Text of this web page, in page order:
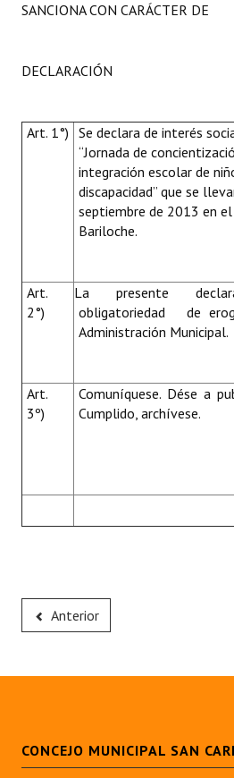
SANCIONA CON CARÁCTER DE
DECLARACIÓN
Art. 1°) Se declara de interés
“Jornada de
integración escolar de
discapacidad” que se
septiembre de 2013 en
Bariloche.
Art.
2°)
La presente
obligatoriedad de
Administración Municipal.
Art.
3º)
Comuníquese. Dése a
Cumplido, archívese.
Anterior
CONCEJO MUNICIPAL SAN